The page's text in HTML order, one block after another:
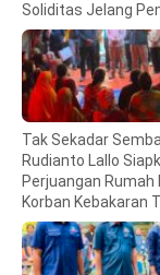
Soliditas Jelang
Tak Sekadar
Rudianto Lallo
Perjuangan Rumah
Korban Kebakaran